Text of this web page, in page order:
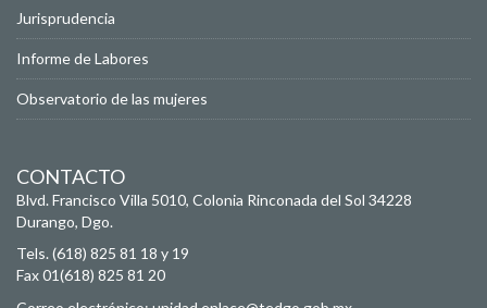
Jurisprudencia
Informe de Labores
Observatorio de las mujeres
CONTACTO
Blvd. Francisco Villa 5010, Colonia Rinconada del Sol 34228
Durango, Dgo.
Tels. (618) 825 81 18 y 19
Fax 01(618) 825 81 20